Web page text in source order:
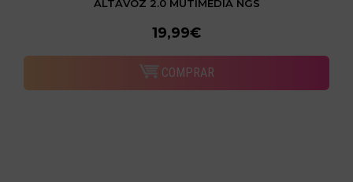
ALTAVOZ 2.0 MUTIMEDIA NGS
19,99€
COMPRAR